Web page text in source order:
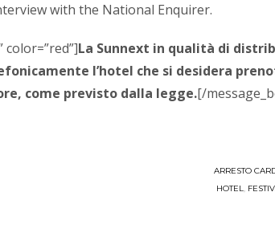
with the National Enquirer.
color=”red”]La Sunnext in qualità di
l’hotel che si desidera
come previsto dalla legge.[/
ARRESTO
HOTEL,